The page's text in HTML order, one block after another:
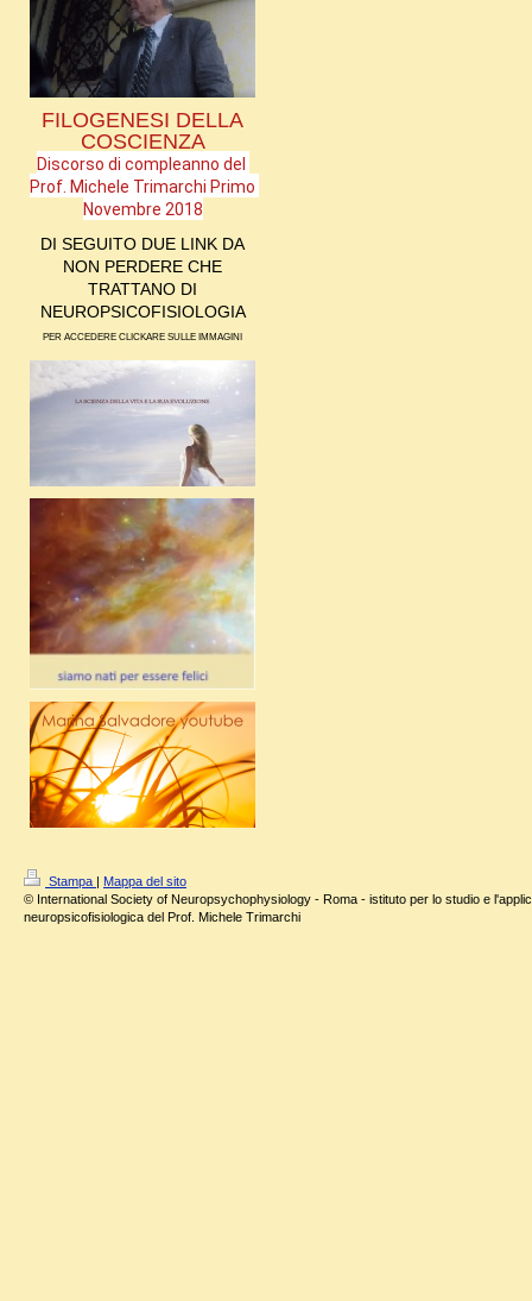
FILOGENESI DELLA
COSCIENZA
Discorso di compleanno del
Prof. Michele Trimarchi Primo
Novembre 2018
DI SEGUITO DUE LINK DA
NON PERDERE CHE
TRATTANO DI
NEUROPSICOFISIOLOGIA
PER ACCEDERE CLICKARE SULLE IMMAGINI
Stampa | Mappa del sito
© International Society of Neuropsychophysiology - Roma - istituto per lo studio e
neuropsicofisiologica del Prof. Michele Trimarchi